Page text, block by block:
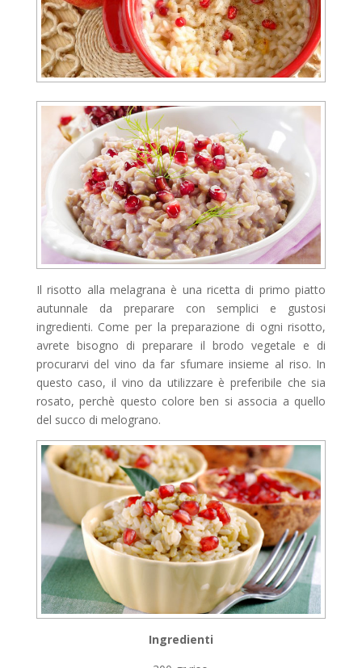
Il risotto alla melagrana è una ricetta di primo piatto
autunnale da preparare con semplici e gustosi
ingredienti. Come per la preparazione di ogni risotto,
avrete bisogno di preparare il brodo vegetale e di
procurarvi del vino da far sfumare insieme al riso. In
questo caso, il vino da utilizzare è preferibile che sia
rosato, perchè questo colore ben si associa a quello
del succo di melograno.
Ingredienti